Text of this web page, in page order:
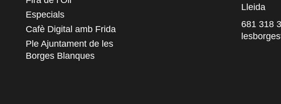
Especials
Cafè Digital amb Frida
Ple Ajuntament de les
Borges Blanques
Lleida
681 318